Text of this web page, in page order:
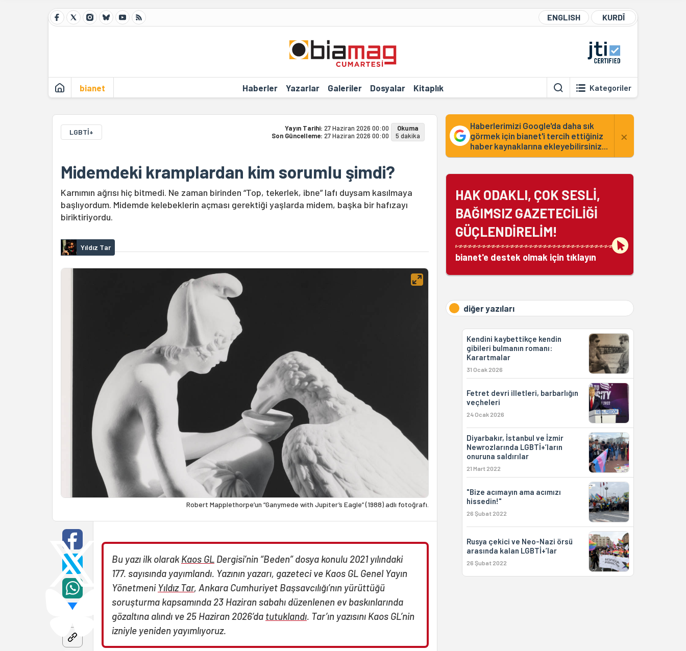
ENGLISH KURDÎ
bianet Haberler Yazarlar Galeriler Dosyalar Kitaplık Kategoriler
LGBTİ+ Yayın Tarihi: 27 Haziran 2026 00:00
Son Güncelleme: 27 Haziran 2026 00:00
Okuma
5 dakika
Midemdeki kramplardan kim sorumlu şimdi?
Karnımın ağrısı hiç bitmedi. Ne zaman birinden “Top, tekerlek, ibne” lafı duysam kasılmaya
başlıyordum. Midemde kelebeklerin açması gerektiği yaşlarda midem, başka bir hafızayı
biriktiriyordu.
Yıldız Tar
Robert Mapplethorpe’un “Ganymede with Jupiter’s Eagle” (1988) adlı fotoğrafı.
Bu yazı ilk olarakKaos GL Dergisi’nin “Beden” dosya konulu 2021 yılındaki
177. sayısında yayımlandı. Yazının yazarı, gazeteci ve Kaos GL Genel Yayın
Yönetmeni Yıldız Tar, Ankara Cumhuriyet Başsavcılığı’nın yürüttüğü
soruşturma kapsamında 23 Haziran sabahı düzenlenen ev baskınlarında
gözaltına alındı ve 25 Haziran 2026’da tutuklandı. Tar’ın yazısını Kaos GL’nin
izniyle yeniden yayımlıyoruz.
Haberlerimizi Google'da daha sık
görmek için bianet'i tercih ettiğiniz
haber kaynaklarına ekleyebilirsiniz...
×
HAK ODAKLI, ÇOK SESLİ,
BAĞIMSIZ GAZETECİLİĞİ
GÜÇLENDİRELİM!
bianet'e destek olmak için tıklayın
diğer yazıları
Kendini kaybettikçe kendin
gibileri bulmanın romanı:
Karartmalar
31 Ocak 2026
Fetret devri illetleri, barbarlığın
veçheleri
24 Ocak 2026
Diyarbakır, İstanbul ve İzmir
Newrozlarında LGBTİ+’ların
onuruna saldırılar
21 Mart 2022
"Bize acımayın ama acımızı
hissedin!"
26 Şubat 2022
Rusya çekici ve Neo-Nazi örsü
arasında kalan LGBTİ+’lar
26 Şubat 2022